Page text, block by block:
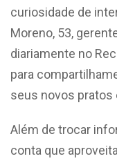
curiosidade de
Moreno, 53,
diariamente no
para
seus novos pratos
Além de trocar
conta que